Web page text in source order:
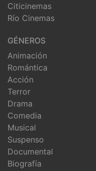
Citicinemas
Río Cinemas
GÉNEROS
Animación
Romántica
Acción
Terror
Drama
Comedia
Musical
Suspenso
Documental
Biografía